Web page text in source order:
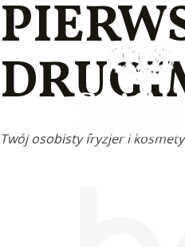
Skip
to
Twój osobisty fryzjer i